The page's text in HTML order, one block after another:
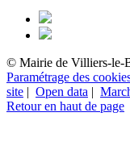
© Mairie de Villiers-le-
Paramétrage des
site | Open data |
Retour en haut de page